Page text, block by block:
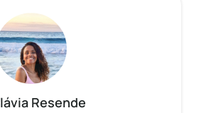
Resende